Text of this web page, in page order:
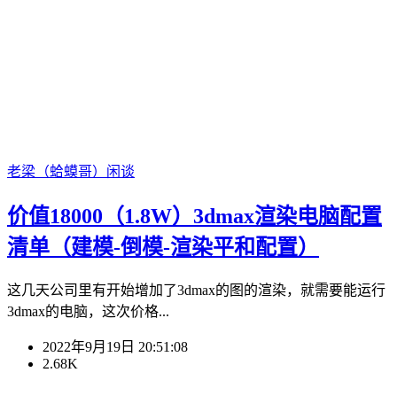
老梁（蛤蟆哥） 闲谈
价值18000（1.8W）3dmax渲染电脑配置
清单（建模-倒模-渲染平和配置）
这几天公司里有开始增加了3dmax的图的渲染，就需要能运行
3dmax的电脑，这次价格...
2022年9月19日 20:51:08
2.68K